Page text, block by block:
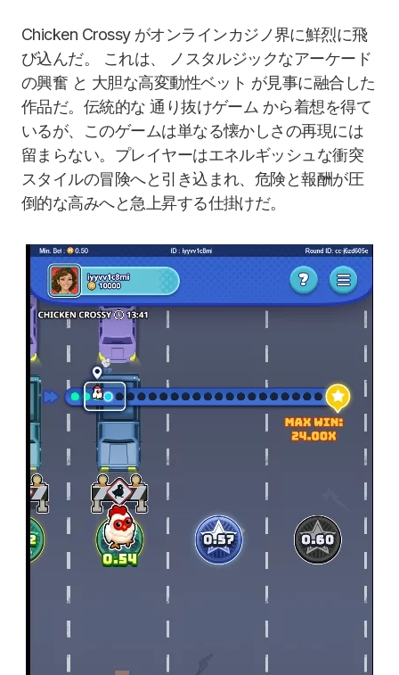
Chicken Crossy がオンラインカジノ界に鮮烈に飛
び込んだ。 これは、 ノスタルジックなアーケード
の興奮 と 大胆な高変動性ベット が見事に融合した
作品だ。伝統的な 通り抜けゲーム から着想を得て
いるが、このゲームは単なる懐かしさの再現には
留まらない。プレイヤーはエネルギッシュな衝突
スタイルの冒険へと引き込まれ、危険と報酬が圧
倒的な高みへと急上昇する仕掛けだ。